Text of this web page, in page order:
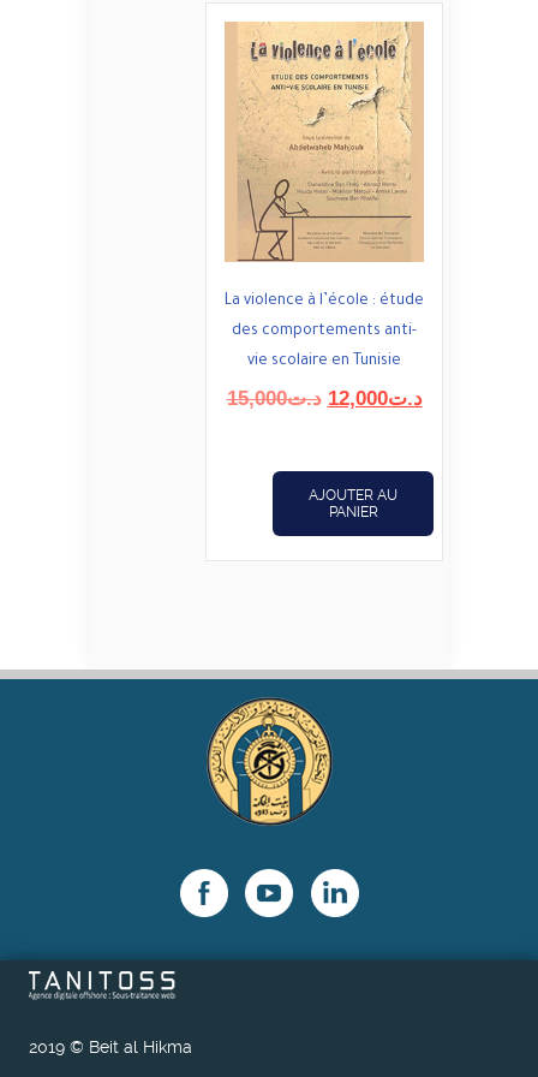
La violence à l’école : étude
des comportements anti-
vie scolaire en Tunisie
د.ت15,000
Le
était :
د.ت12,000
Le
est :
AJOUTER AU
PANIER
2019 © Beit al Hikma